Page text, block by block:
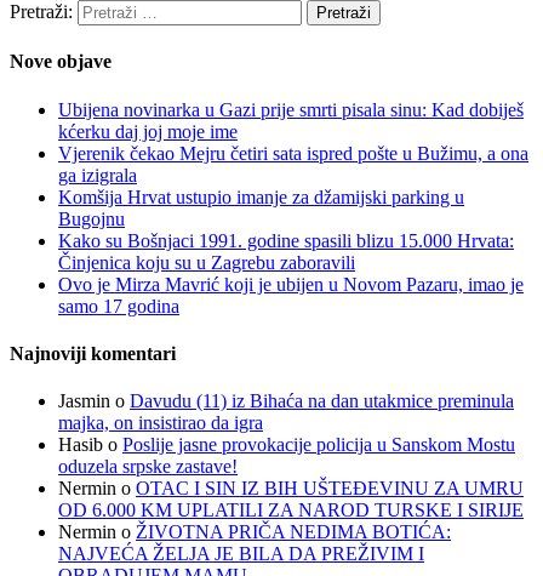
Pretraži:
Nove objave
Ubijena novinarka u Gazi prije smrti pisala sinu: Kad dobiješ
kćerku daj joj moje ime
Vjerenik čekao Mejru četiri sata ispred pošte u Bužimu, a ona
ga izigrala
Komšija Hrvat ustupio imanje za džamijski parking u
Bugojnu
Kako su Bošnjaci 1991. godine spasili blizu 15.000 Hrvata:
Činjenica koju su u Zagrebu zaboravili
Ovo je Mirza Mavrić koji je ubijen u Novom Pazaru, imao je
samo 17 godina
Najnoviji komentari
Jasmin o Davudu (11) iz Bihaća na dan utakmice preminula
majka, on insistirao da igra
Hasib o Poslije jasne provokacije policija u Sanskom Mostu
oduzela srpske zastave!
Nermin o OTAC I SIN IZ BIH UŠTEĐEVINU ZA UMRU
OD 6.000 KM UPLATILI ZA NAROD TURSKE I SIRIJE
Nermin o ŽIVOTNA PRIČA NEDIMA BOTIĆA:
NAJVEĆA ŽELJA JE BILA DA PREŽIVIM I